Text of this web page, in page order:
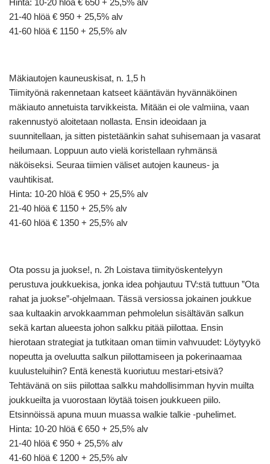
Hinta: 10-20 hlöä € 650 + 25,5% alv
21-40 hlöä € 950 + 25,5% alv
41-60 hlöä € 1150 + 25,5% alv
Mäkiautojen kauneuskisat, n. 1,5 h
Tiimityönä rakennetaan katseet kääntävän hyvännäköinen
mäkiauto annetuista tarvikkeista. Mitään ei ole valmiina, vaan
rakennustyö aloitetaan nollasta. Ensin ideoidaan ja
suunnitellaan, ja sitten pistetäänkin sahat suhisemaan ja vasarat
heilumaan. Loppuun auto vielä koristellaan ryhmänsä
näköiseksi. Seuraa tiimien väliset autojen kauneus- ja
vauhtikisat.
Hinta: 10-20 hlöä € 950 + 25,5% alv
21-40 hlöä € 1150 + 25,5% alv
41-60 hlöä € 1350 + 25,5% alv
Ota possu ja juokse!, n. 2h Loistava tiimityöskentelyyn
perustuva joukkuekisa, jonka idea pohjautuu TV:stä tuttuun ”Ota
rahat ja juokse”-ohjelmaan. Tässä versiossa jokainen joukkue
saa kultaakin arvokkaamman pehmolelun sisältävän salkun
sekä kartan alueesta johon salkku pitää piilottaa. Ensin
hierotaan strategiat ja tutkitaan oman tiimin vahvuudet: Löytyykö
nopeutta ja oveluutta salkun piilottamiseen ja pokerinaamaa
kuulusteluihin? Entä kenestä kuoriutuu mestari-etsivä?
Tehtävänä on siis piilottaa salkku mahdollisimman hyvin muilta
joukkueilta ja vuorostaan löytää toisen joukkueen piilo.
Etsinnöissä apuna muun muassa walkie talkie -puhelimet.
Hinta: 10-20 hlöä € 650 + 25,5% alv
21-40 hlöä € 950 + 25,5% alv
41-60 hlöä € 1200 + 25,5% alv